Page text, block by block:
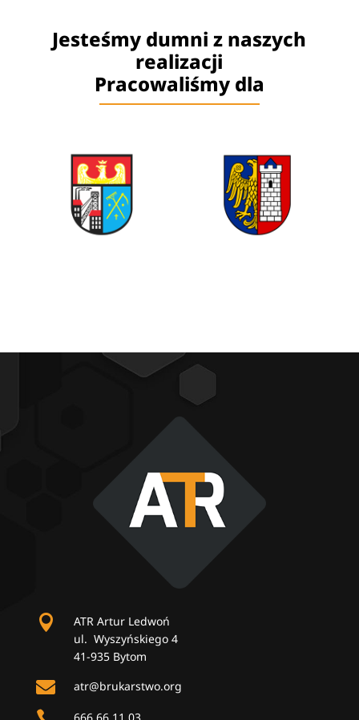
Jesteśmy dumni z naszych
realizacji
Pracowaliśmy dla

ATR Artur Ledwoń
ul. Wyszyńskiego 4
41-935 Bytom
 atr@brukarstwo.org
666 66 11 03